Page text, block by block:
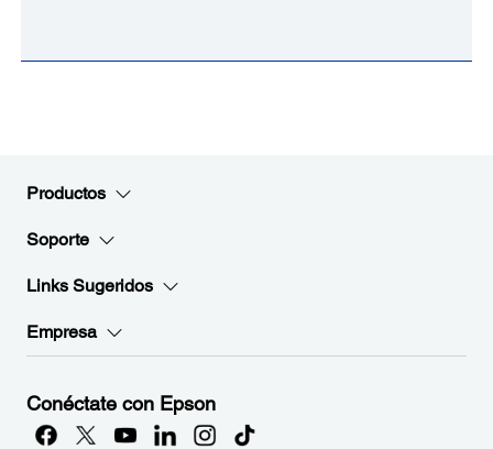
Productos
Soporte
Links Sugeridos
Empresa
Conéctate con Epson